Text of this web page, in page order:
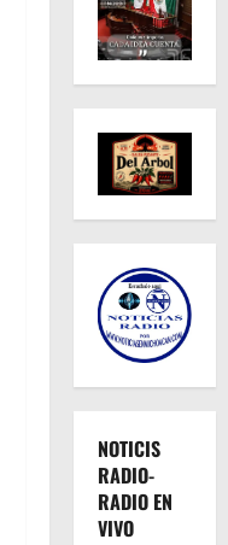
NOTICIS
RADIO-
RADIO EN
VIVO